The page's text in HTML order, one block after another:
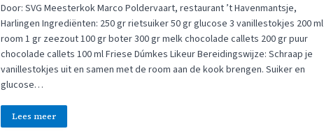
Door: SVG Meesterkok Marco Poldervaart, restaurant ’t Havenmantsje,
Harlingen Ingrediënten: 250 gr rietsuiker 50 gr glucose 3 vanillestokjes 200 ml
room 1 gr zeezout 100 gr boter 300 gr melk chocolade callets 200 gr puur
chocolade callets 100 ml Friese Dúmkes Likeur Bereidingswijze: Schraap je
vanillestokjes uit en samen met de room aan de kook brengen. Suiker en
glucose…
Lees meer